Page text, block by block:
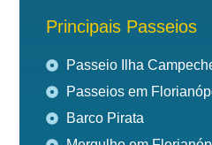
Principais Passeios
Passeio Ilha
Passeios em
Barco Pirata